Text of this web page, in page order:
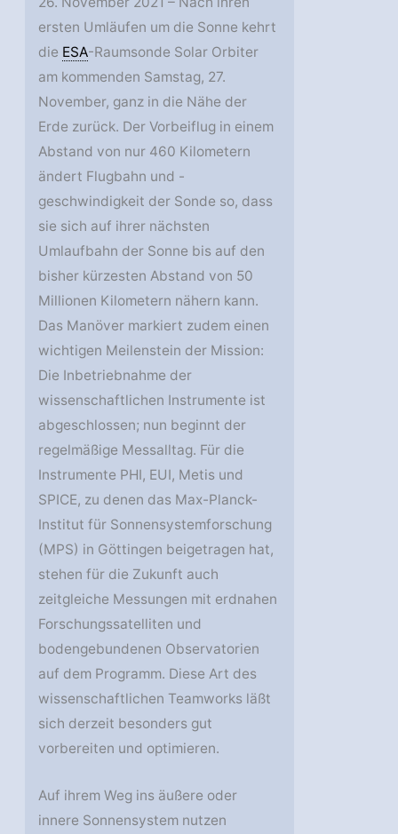
ersten Umläufen um die Sonne kehrt
die ESA-Raumsonde Solar Orbiter
am kommenden Samstag, 27.
November, ganz in die Nähe der
Erde zurück. Der Vorbeiflug in einem
Abstand von nur 460 Kilometern
ändert Flugbahn und -
geschwindigkeit der Sonde so, dass
sie sich auf ihrer nächsten
Umlaufbahn der Sonne bis auf den
bisher kürzesten Abstand von 50
Millionen Kilometern nähern kann.
Das Manöver markiert zudem einen
wichtigen Meilenstein der Mission:
Die Inbetriebnahme der
wissenschaftlichen Instrumente ist
abgeschlossen; nun beginnt der
regelmäßige Messalltag. Für die
Instrumente PHI, EUI, Metis und
SPICE, zu denen das Max-Planck-
Institut für Sonnensystemforschung
(MPS) in Göttingen beigetragen hat,
stehen für die Zukunft auch
zeitgleiche Messungen mit erdnahen
Forschungssatelliten und
bodengebundenen Observatorien
auf dem Programm. Diese Art des
wissenschaftlichen Teamworks läßt
sich derzeit besonders gut
vorbereiten und optimieren.
Auf ihrem Weg ins äußere oder
innere Sonnensystem nutzen